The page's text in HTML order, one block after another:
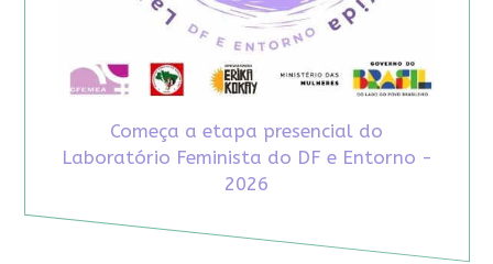
Começa a etapa presencial do
Laboratório Feminista do DF e Entorno -
2026